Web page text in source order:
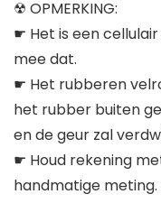
☢ OPMERKING:
☛ Het is een
mee dat.
☛ Het rubberen
het rubber buiten
en de geur zal
☛ Houd rekening
handmatige